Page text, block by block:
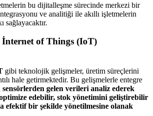
bu dijitalleşme sürecinde merkezi bir
ve analitiği ile akıllı işletmelerin
sağlayacaktır.
of Things (IoT)
gibi teknolojik gelişmeler, üretim süreçlerini
hale getirmektedir. Bu gelişmelerle entegre
sensörlerden gelen verileri analiz ederek
edebilir, stok yönetimini geliştirebilir
efektif bir şekilde yönetilmesine olanak